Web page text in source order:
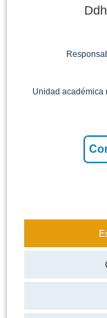
Unidad académica